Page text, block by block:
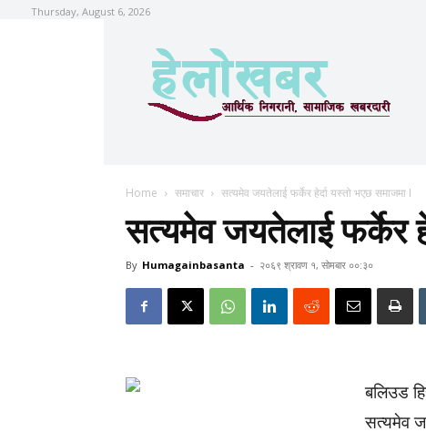
Thursday, August 6, 2026
Home समाचार सत्यमेव जयतेलाई फर्केर हेर्दा यस्तो भएछ समाजमा I
सत्यमेव जयतेलाई फर्केर
By Humagainbasanta - २०६९ श्रावण १, सोमबार ००:३०
बलिउड
सत्यमेव